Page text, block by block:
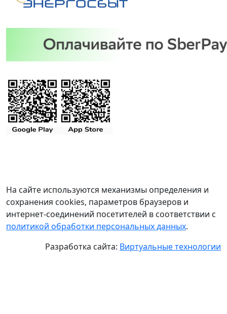
На сайте используются механизмы определения и
сохранения cookies, параметров браузеров и
интернет-соединений посетителей в соответствии с
политикой обработки персональных данных.
Разработка сайта: Виртуальные технологии